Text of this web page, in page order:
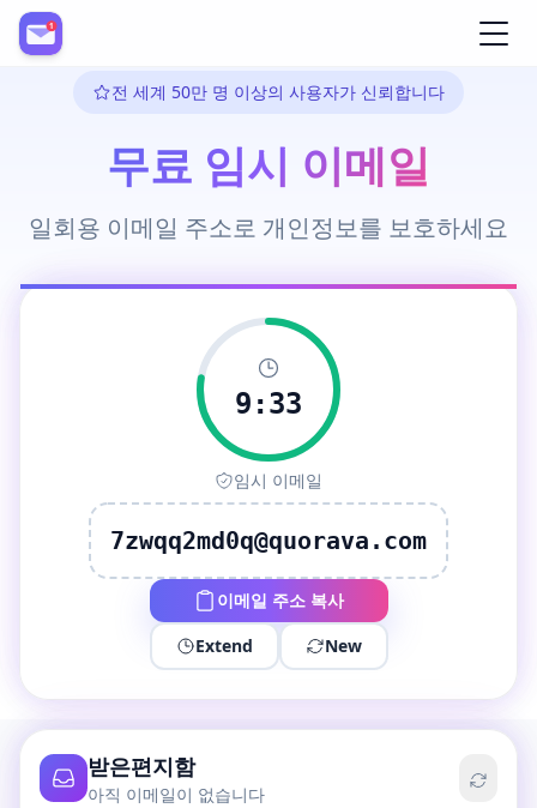
전 세계 50만 명 이상의 사용자가 신뢰합니다
무료 임시 이메일
일회용 이메일 주소로 개인정보를 보호하세요
9:32
임시 이메일
7zwqq2md0q@quorava.com
이메일 주소 복사
Extend
New
받은편지함
아직 이메일이 없습니다